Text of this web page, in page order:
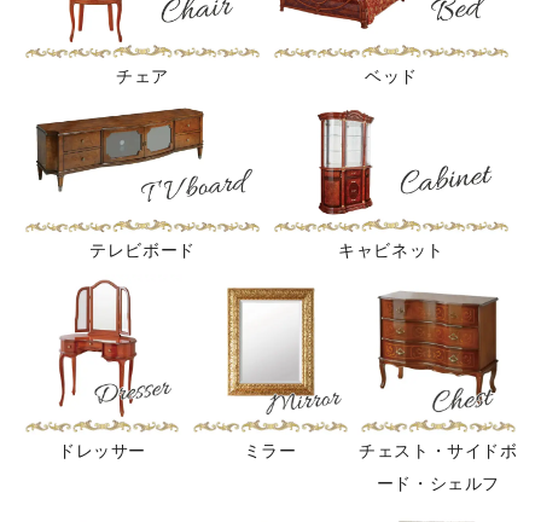
チェア ベッド
テレビボード キャビネット
ドレッサー ミラー
チェスト・サイドボ
ード・シェルフ